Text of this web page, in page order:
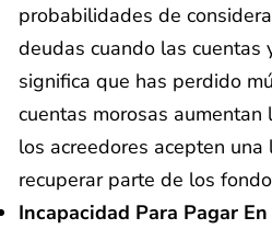
probabilidades de
deudas cuando las cuentas
significa que has perdido
cuentas morosas
los acreedores acepten una
recuperar parte de los
Incapacidad Para Pagar